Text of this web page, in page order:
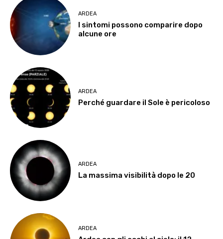
ARDEA
I sintomi possono comparire dopo
alcune ore
ARDEA
Perché guardare il Sole è pericoloso
ARDEA
La massima visibilità dopo le 20
ARDEA